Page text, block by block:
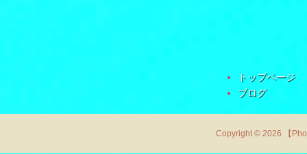
トップページ
ブログ
Copyright © 2026 【